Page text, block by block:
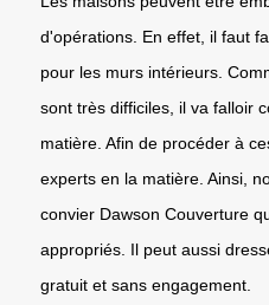
d'opérations. En effet, il faut
pour les murs intérieurs.
sont très difficiles, il va falloir
matière. Afin de procéder à
experts en la matière. Ainsi,
convier Dawson Couverture
appropriés. Il peut aussi
gratuit et sans engagement.